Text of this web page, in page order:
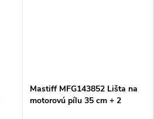
Mastiff MFG143852 Lišta na
motorovú pílu 35 cm + 2